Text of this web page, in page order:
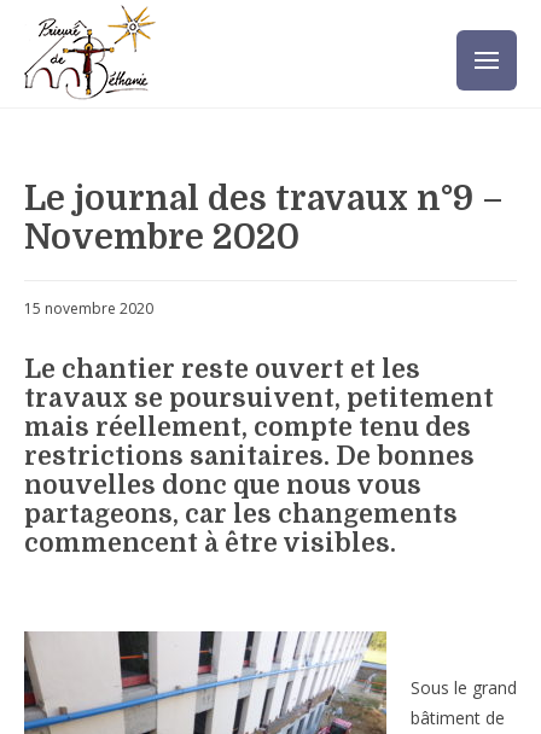
Le journal des travaux n°9 –
Novembre 2020
15 novembre 2020
Le chantier reste ouvert et les
travaux se poursuivent, petitement
mais réellement, compte tenu des
restrictions sanitaires. De bonnes
nouvelles donc que nous vous
partageons, car les changements
commencent à être visibles.
Sous le grand
bâtiment de